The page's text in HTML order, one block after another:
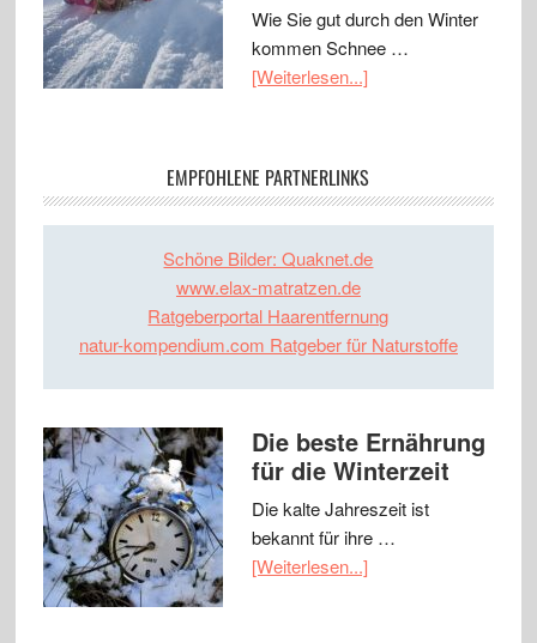
Wie Sie gut durch den Winter
kommen Schnee …
[Weiterlesen...]
EMPFOHLENE PARTNERLINKS
Schöne Bilder: Quaknet.de
www.elax-matratzen.de
Ratgeberportal Haarentfernung
natur-kompendium.com Ratgeber für Naturstoffe
Die beste Ernährung
für die Winterzeit
Die kalte Jahreszeit ist
bekannt für ihre …
[Weiterlesen...]